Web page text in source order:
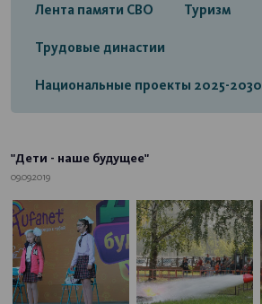
Лента памяти СВО Туризм
Трудовые династии
Национальные проекты 2025-2030
"Дети - наше будущее"
09.09.2019